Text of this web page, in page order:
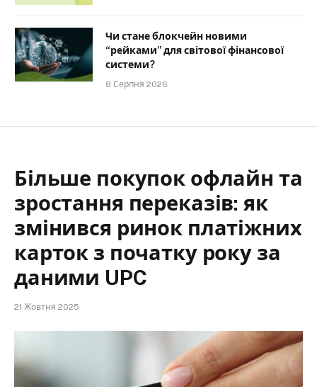
Чи стане блокчейн новими
“рейками” для світової фінансової
системи?
8 Серпня 2026
Більше покупок офлайн та
зростання переказів: як
змінився ринок платіжних
карток з початку року за
даними UPC
21 Жовтня 2025